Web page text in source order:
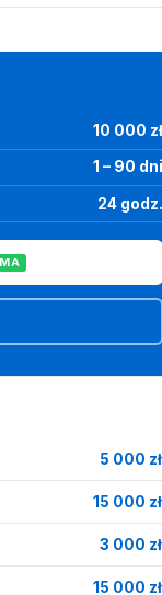
10 000 zł
1 – 90 dni
24 godz.
5 000 zł
15 000 zł
3 000 zł
15 000 zł